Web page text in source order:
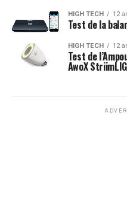
HIGH TECH 12
Test de la
HIGH TECH 12
Test de
AwoX